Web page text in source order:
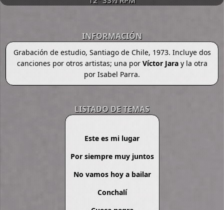
INFORMACIÓN
Grabación de estudio, Santiago de Chile, 1973. Incluye dos
canciones por otros artistas; una porVíctor Jaray la otra
por Isabel Parra.
LISTADO DE TEMAS
Este es mi lugar
Por siempre muy juntos
No vamos hoy a bailar
Conchalí